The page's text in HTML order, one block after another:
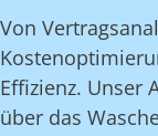
Von
Effizienz. Unser
über das